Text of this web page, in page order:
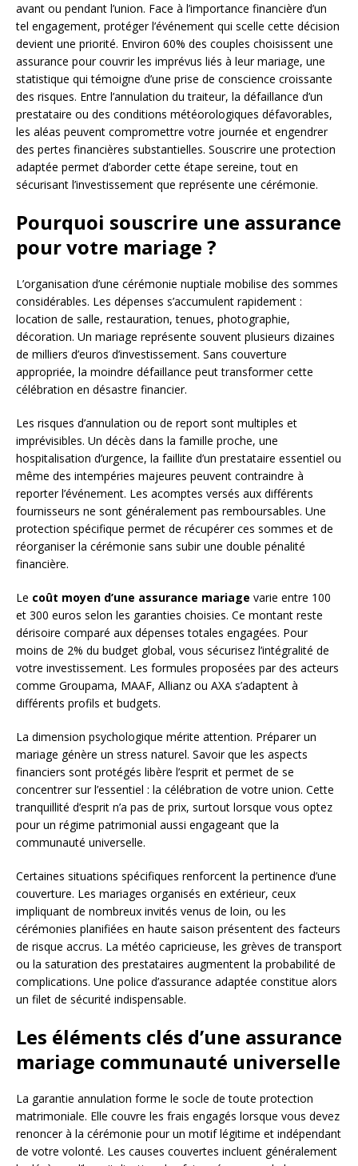
avant ou pendant l’union. Face à l’importance financière d’un
tel engagement, protéger l’événement qui scelle cette décision
devient une priorité. Environ 60% des couples choisissent une
assurance pour couvrir les imprévus liés à leur mariage, une
statistique qui témoigne d’une prise de conscience croissante
des risques. Entre l’annulation du traiteur, la défaillance d’un
prestataire ou des conditions météorologiques défavorables,
les aléas peuvent compromettre votre journée et engendrer
des pertes financières substantielles. Souscrire une protection
adaptée permet d’aborder cette étape sereine, tout en
sécurisant l’investissement que représente une cérémonie.
Pourquoi souscrire une assurance
pour votre mariage ?
L’organisation d’une cérémonie nuptiale mobilise des sommes
considérables. Les dépenses s’accumulent rapidement :
location de salle, restauration, tenues, photographie,
décoration. Un mariage représente souvent plusieurs dizaines
de milliers d’euros d’investissement. Sans couverture
appropriée, la moindre défaillance peut transformer cette
célébration en désastre financier.
Les risques d’annulation ou de report sont multiples et
imprévisibles. Un décès dans la famille proche, une
hospitalisation d’urgence, la faillite d’un prestataire essentiel ou
même des intempéries majeures peuvent contraindre à
reporter l’événement. Les acomptes versés aux différents
fournisseurs ne sont généralement pas remboursables. Une
protection spécifique permet de récupérer ces sommes et de
réorganiser la cérémonie sans subir une double pénalité
financière.
Le coût moyen d’une assurance mariage varie entre 100
et 300 euros selon les garanties choisies. Ce montant reste
dérisoire comparé aux dépenses totales engagées. Pour
moins de 2% du budget global, vous sécurisez l’intégralité de
votre investissement. Les formules proposées par des acteurs
comme Groupama, MAAF, Allianz ou AXA s’adaptent à
différents profils et budgets.
La dimension psychologique mérite attention. Préparer un
mariage génère un stress naturel. Savoir que les aspects
financiers sont protégés libère l’esprit et permet de se
concentrer sur l’essentiel : la célébration de votre union. Cette
tranquillité d’esprit n’a pas de prix, surtout lorsque vous optez
pour un régime patrimonial aussi engageant que la
communauté universelle.
Certaines situations spécifiques renforcent la pertinence d’une
couverture. Les mariages organisés en extérieur, ceux
impliquant de nombreux invités venus de loin, ou les
cérémonies planifiées en haute saison présentent des facteurs
de risque accrus. La météo capricieuse, les grèves de transport
ou la saturation des prestataires augmentent la probabilité de
complications. Une police d’assurance adaptée constitue alors
un filet de sécurité indispensable.
Les éléments clés d’une assurance
mariage communauté universelle
La garantie annulation forme le socle de toute protection
matrimoniale. Elle couvre les frais engagés lorsque vous devez
renoncer à la cérémonie pour un motif légitime et indépendant
de votre volonté. Les causes couvertes incluent généralement